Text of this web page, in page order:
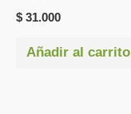
$ 31.000
Añadir al carrito